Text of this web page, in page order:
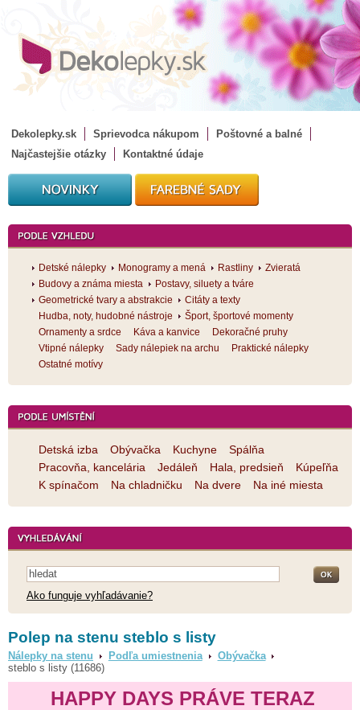
Dekolepky.sk Sprievodca nákupom
Poštovné a balné
Najčastejšie otázky
Kontaktné údaje
Detské nálepky Monogramy a mená Rastliny
Zvieratá
Budovy a známa miesta
Postavy, siluety a tváre
Geometrické tvary a abstrakcie
Citáty a texty
Hudba, noty, hudobné nástroje
Šport, športové momenty
Ornamenty a srdce
Káva a kanvice
Dekoračné pruhy
Vtipné nálepky
Sady nálepiek na archu
Praktické nálepky
Ostatné motívy
Detská izba Obývačka Kuchyne
Spálňa
Pracovňa, kancelária
Jedáleň Hala, predsieň
Kúpeľňa
K spínačom
Na chladničku Na dvere Na iné miesta
Ako funguje vyhľadávanie?
Polep na stenu steblo s listy
Nálepky na stenu Podľa umiestnenia
Obývačka
steblo s listy (11686)
HAPPY DAYS PRÁVE TERAZ